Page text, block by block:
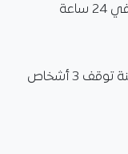
فيديو.. شرطة قسنطينة توقف 3 أشخاص